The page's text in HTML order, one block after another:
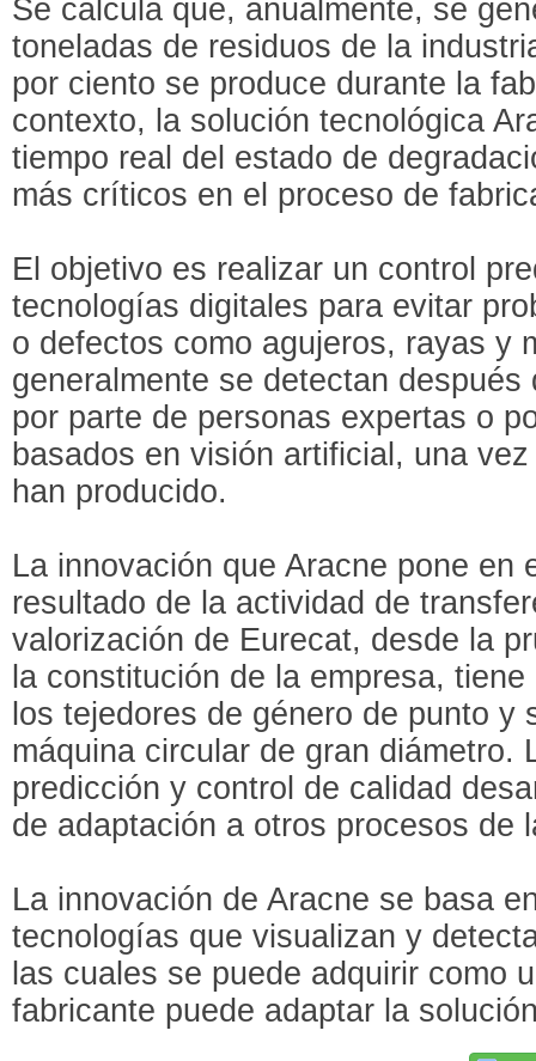
Se calcula que, anualmente, se
toneladas de residuos de la
por ciento se produce durante la
contexto, la solución tecnológica
tiempo real del estado de
más críticos en el proceso de
El objetivo es realizar un control
tecnologías digitales para evitar
o defectos como agujeros, rayas y
generalmente se detectan
por parte de personas expertas o
basados en visión artificial, una
han producido.
La innovación que Aracne pone en
resultado de la actividad de
valorización de Eurecat, desde la
la constitución de la empresa,
los tejedores de género de punto y
máquina circular de gran diámetro.
predicción y control de calidad
de adaptación a otros procesos de
La innovación de Aracne se basa
tecnologías que visualizan y
las cuales se puede adquirir como
fabricante puede adaptar la